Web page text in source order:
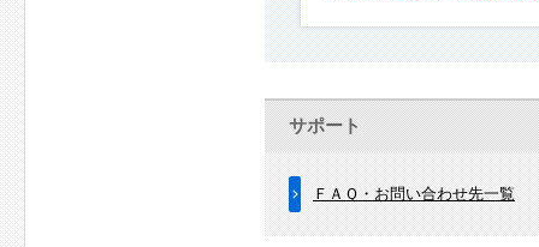
サポート
ＦＡＱ・お問い合わせ先一覧